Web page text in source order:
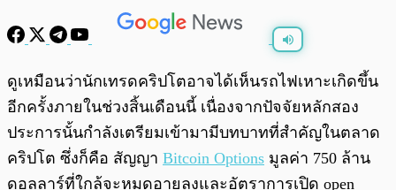
พร้อมเล่น 0:00
ดูเหมือนว่านักเทรดคริปโตอาจได้เห็นรถไฟเหาะเกิดขึ้น
อีกครั้งภายในช่วงสิ้นเดือนนี้ เนื่องจากปัจจัยหลักสอง
ประการนั้นกำลังเตรียมเข้ามามีบทบาทที่สำคัญในตลาด
คริปโต ซึ่งก็คือ สัญญา Bitcoin Options มูลค่า 750 ล้าน
ดอลลาร์ที่ใกล้จะหมดอายุลงและอัตราการเปิด open